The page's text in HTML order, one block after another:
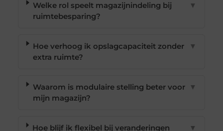
Welke rol speelt magazijnindeling bij
ruimtebesparing?
▼
Hoe verhoog ik opslagcapaciteit zonder
extra ruimte?
▼
Waarom is modulaire stelling beter voor
mijn magazijn?
▼
Hoe blijf ik flexibel bij veranderingen
▼